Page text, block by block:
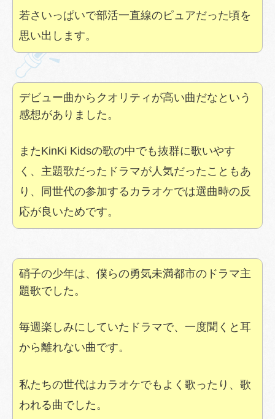
若さいっぱいで部活一直線のピュアだった頃を
思い出します。
デビュー曲からクオリティが高い曲だなという
感想がありました。
またKinKi Kidsの歌の中でも抜群に歌いやす
く、主題歌だったドラマが人気だったこともあ
り、同世代の参加するカラオケでは選曲時の反
応が良いためです。
硝子の少年は、僕らの勇気未満都市のドラマ主
題歌でした。
毎週楽しみにしていたドラマで、一度聞くと耳
から離れない曲です。
私たちの世代はカラオケでもよく歌ったり、歌
われる曲でした。